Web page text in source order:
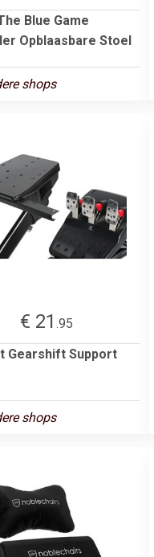
Blue Game
Opblaasbare Stoel
shops
€ 21 .95
Gearshift Support
shops